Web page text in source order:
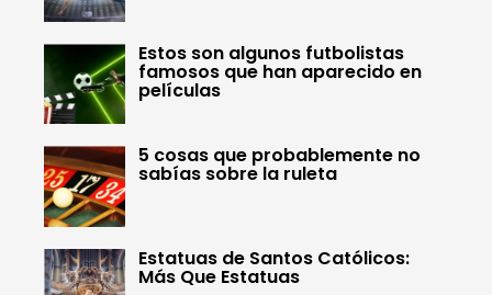
Estos son algunos futbolistas
famosos que han aparecido en
películas
5 cosas que probablemente no
sabías sobre la ruleta
Estatuas de Santos Católicos:
Más Que Estatuas